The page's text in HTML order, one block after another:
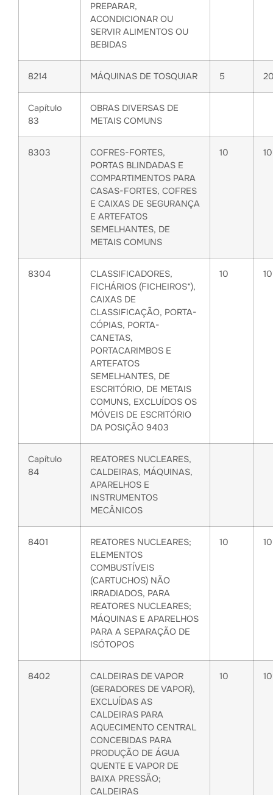
PREPARAR,
ACONDICIONAR OU
SERVIR ALIMENTOS OU
BEBIDAS
8214 MÁQUINAS DE TOSQUIAR 5
Capítulo
83
OBRAS DIVERSAS DE
METAIS COMUNS
8303
COFRES-FORTES,
PORTAS BLINDADAS E
COMPARTIMENTOS PARA
CASAS-FORTES, COFRES
E CAIXAS DE SEGURANÇA
E ARTEFATOS
SEMELHANTES, DE
METAIS COMUNS
10
8304
CLASSIFICADORES,
FICHÁRIOS (FICHEIROS*),
CAIXAS DE
CLASSIFICAÇÃO, PORTA-
CÓPIAS, PORTA-
CANETAS,
PORTACARIMBOS E
ARTEFATOS
SEMELHANTES, DE
ESCRITÓRIO, DE METAIS
COMUNS, EXCLUÍDOS OS
MÓVEIS DE ESCRITÓRIO
DA POSIÇÃO 9403
10
Capítulo
84
REATORES NUCLEARES,
CALDEIRAS, MÁQUINAS,
APARELHOS E
INSTRUMENTOS
MECÂNICOS
8401
REATORES NUCLEARES;
ELEMENTOS
COMBUSTÍVEIS
(CARTUCHOS) NÃO
IRRADIADOS, PARA
REATORES NUCLEARES;
MÁQUINAS E APARELHOS
PARA A SEPARAÇÃO DE
ISÓTOPOS
10
8402
CALDEIRAS DE VAPOR
(GERADORES DE VAPOR),
EXCLUÍDAS AS
CALDEIRAS PARA
AQUECIMENTO CENTRAL
CONCEBIDAS PARA
PRODUÇÃO DE ÁGUA
QUENTE E VAPOR DE
BAIXA PRESSÃO;
CALDEIRAS
10